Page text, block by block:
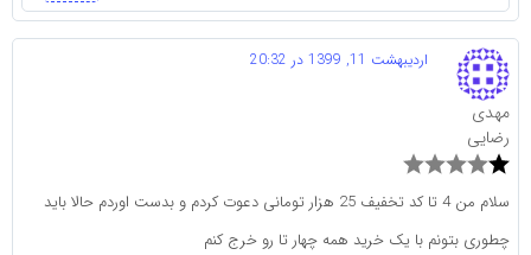
مهدی
رضایی
اردیبهشت 11, 1399 در 20:32
سلام من 4 تا کد تخفیف 25 هزار تومانی دعوت کردم و بدست اوردم حالا باید
چطوری بتونم با یک خرید همه چهار تا رو خرج کنم